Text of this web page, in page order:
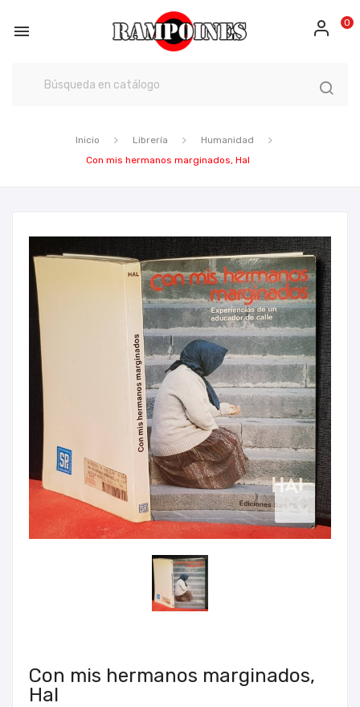
 0
Inicio Librería
Humanidad
Con mis hermanos marginados, Hal
Con mis hermanos marginados,
Hal